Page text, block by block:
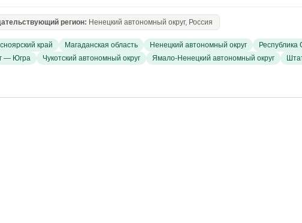
регион: Ненецкий автономный округ, Россия
край Магаданская область Ненецкий автономный округ
Республика
— Югра Чукотский автономный округ Ямало-Ненецкий автономный округ